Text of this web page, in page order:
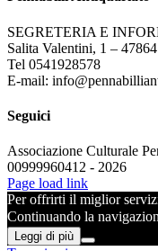
SEGRETERIA E
Salita Valentini, 1 –
Tel 0541928578
E-mail:
Seguici
Associazione Culturale
00999960412 - 2026
Page load link
Per offrirti il miglior
Continuando la
Leggi di più